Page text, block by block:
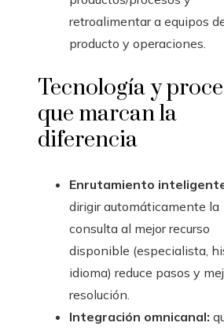
retroalimentar a equipos
producto y operaciones.
Tecnología y
que marcan la
diferencia
Enrutamiento
dirigir automáticamente la
consulta al mejor recurso
disponible (especialista,
idioma) reduce pasos y
resolución.
Integración omnicanal: